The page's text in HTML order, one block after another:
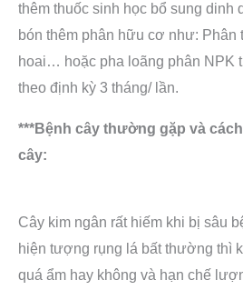
thêm thuốc sinh học bổ sung dinh
bón thêm phân hữu cơ như: Phân
hoai… hoặc pha loãng phân NPK
theo định kỳ 3 tháng/ lần.
***Bệnh cây thường gặp và
cây:
Cây kim ngân rất hiếm khi bị sâu
hiện tượng rụng lá bất thường thì
quá ẩm hay không và hạn chế